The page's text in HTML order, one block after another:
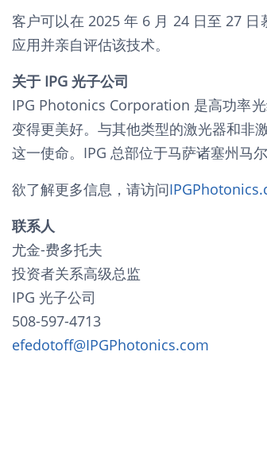
客户可以在 2025 年 6 月 24 日至 27
应用并亲自评估该技术。
关于 IPG 光子公司
IPG Photonics Corporation 是高功率
变得更美好。与其他类型的激光器和非
这一使命。IPG 总部位于马萨诸塞州马
欲了解更多信息，请访问
联系人
尤金-费多托夫
投资者关系高级总监
IPG 光子公司
508-597-4713
efedotoff@IPGPhotonics.com